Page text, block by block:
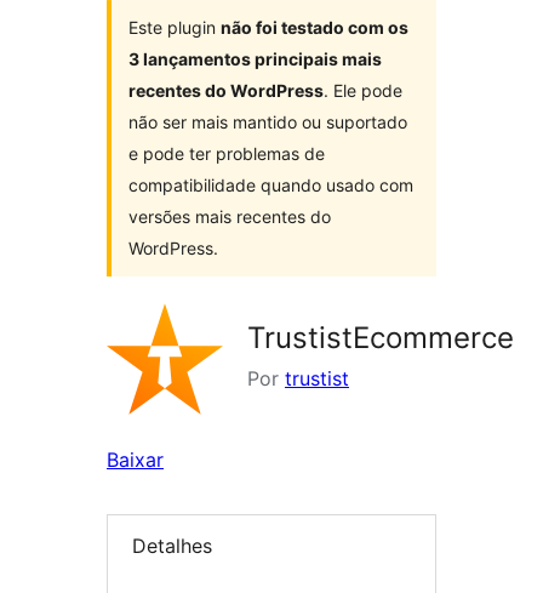
Este plugin não foi testado com os
3 lançamentos principais mais
recentes do WordPress. Ele pode
não ser mais mantido ou suportado
e pode ter problemas de
compatibilidade quando usado com
versões mais recentes do
WordPress.
TrustistEcommerce
Por trustist
Baixar
Detalhes